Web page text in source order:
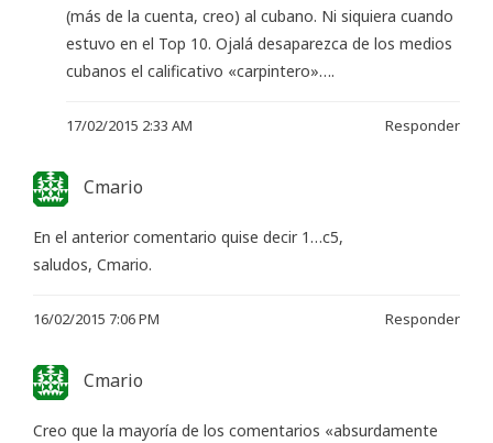
(más de la cuenta, creo) al cubano. Ni siquiera cuando
estuvo en el Top 10. Ojalá desaparezca de los medios
cubanos el calificativo «carpintero»….
17/02/2015 2:33 AM Responder
Cmario
En el anterior comentario quise decir 1…c5,
saludos, Cmario.
16/02/2015 7:06 PM Responder
Cmario
Creo que la mayoría de los comentarios «absurdamente